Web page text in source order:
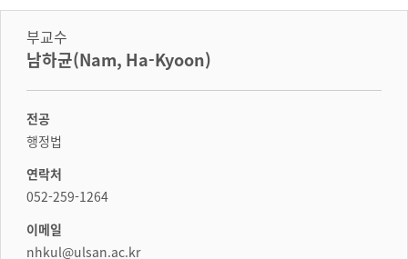
부교수
남하균(Nam, Ha-Kyoon)
전공
행정법
연락처
052-259-1264
이메일
nhkul@ulsan.ac.kr